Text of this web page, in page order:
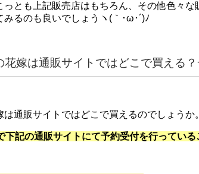
とも上記販売店はもちろん、その他色々
るのも良いでしょうヽ(｀･ω･´)ﾉ
花嫁は通販サイトではどこで買える
通販サイトではどこで買えるのでしょうか。
下記の通販サイトにて予約受付を行っている